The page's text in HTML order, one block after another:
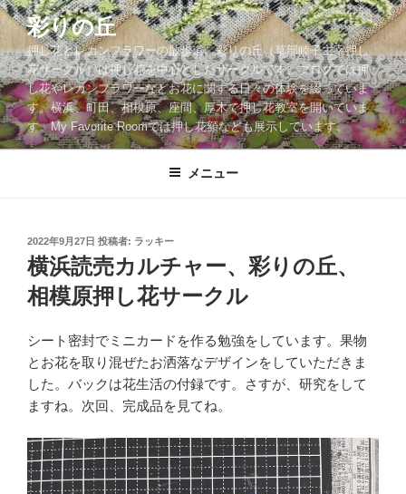
コ
ン
テ
ン
ツ
へ
ス
彩りの丘
押し花とレカンフラワーの散歩道。彩りの丘（草部睦子主宰押し
花サークル）は押し花を中心としたサークルです。ブログでは押
し花やレカンフラワーなどお花に関する日々の体験を綴っていま
す。横浜、町田、相模原、座間、厚木で押し花教室を開いていま
す。My Favorite Roomでは押し花額なども展示しています。
メニュー
投
稿
日:
2022年9月27日 投稿者: ラッキー
横浜読売カルチャー、彩りの丘、
相模原押し花サークル
シート密封でミニカードを作る勉強をしています。果物
とお花を取り混ぜたお洒落なデザインをしていただきま
した。バックは花生活の付録です。さすが、研究をして
ますね。次回、完成品を見てね。